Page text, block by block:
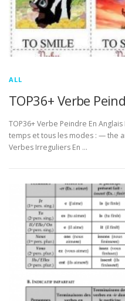
ALL
TOP36+ Verbe
TOP36+ Verbe Peindre En
temps et tous les modes : — the
Verbes Irreguliers En …